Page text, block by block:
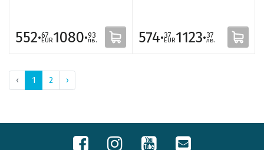
552·67
EUR1080·93
лв. 574·37
EUR1123·37
лв.
‹ 1 2 ›